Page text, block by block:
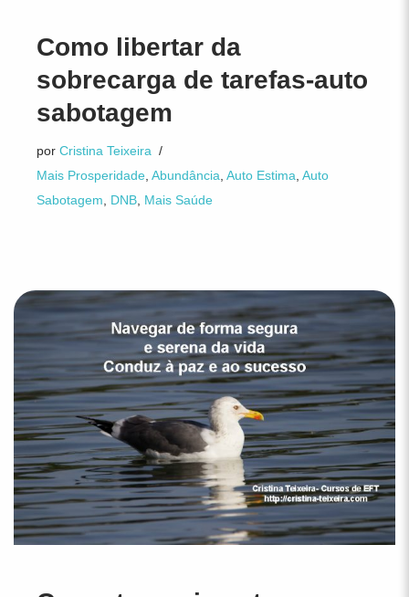
Como libertar da
sobrecarga de tarefas-auto
sabotagem
por Cristina Teixeira
Mais Prosperidade, Abundância, Auto Estima, Auto
Sabotagem, DNB, Mais Saúde